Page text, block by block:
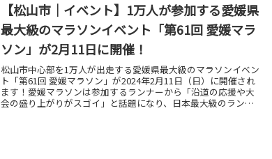
【松山市｜イベント】1万人が参加する愛媛県
最大級のマラソンイベント「第61回 愛媛マラ
ソン」が2月11日に開催！
松山市中心部を1万人が出走する愛媛県最大級のマラソンイベン
ト「第61回 愛媛マラソン」が2024年2月11日（日）に開催され
ます！愛媛マラソンは参加するランナーから「沿道の応援や大
会の盛り上がりがスゴイ」と話題になり、日本最大級のランニ